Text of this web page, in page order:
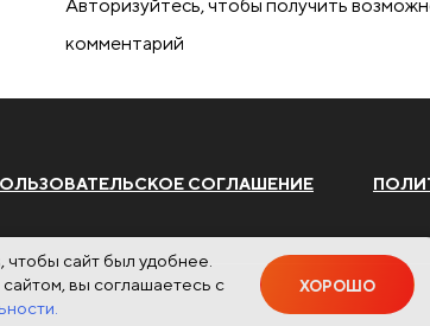
Авторизуйтесь, чтобы получить
комментарий
СОГЛАШЕНИЕ
сайт был удобнее.
вы соглашаетесь с
ХОРОШО